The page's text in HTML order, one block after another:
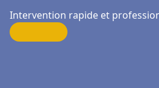
Intervention rapide et